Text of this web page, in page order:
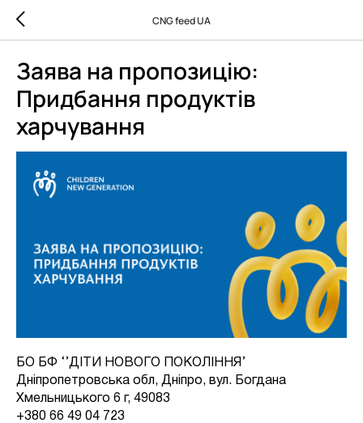
CNG feed UA
Заява на пропозицію:
Придбання продуктів
харчування
БО БФ ‘’ДІТИ НОВОГО ПОКОЛІННЯ’
Дніпропетровська обл, Дніпро, вул. Богдана
Хмельницького 6 г, 49083
+380 66 49 04 723